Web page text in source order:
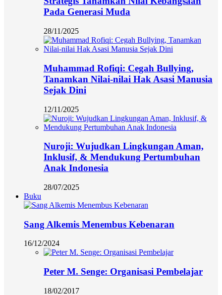
Pada Generasi Muda
28/11/2025
Muhammad Rofiqi: Cegah Bullying,
Tanamkan Nilai-nilai Hak Asasi Manusia
Sejak Dini
12/11/2025
Nuroji: Wujudkan Lingkungan Aman,
Inklusif, & Mendukung Pertumbuhan
Anak Indonesia
28/07/2025
Buku
Sang Alkemis Menembus Kebenaran
16/12/2024
Peter M. Senge: Organisasi Pembelajar
18/02/2017